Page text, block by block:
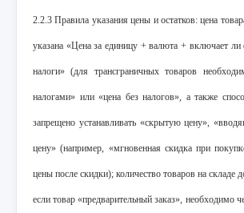
2.2.3 Правила указания цены и остатков: цена
указана «Цена за единицу + валюта + включает ли
налоги» (для трансграничных товаров
налогами» или «цена без налогов», а также
запрещено устанавливать «скрытую цену»,
цену» (например, «мгновенная скидка при
цены после скидки); количество товаров на складе
если товар «предварительный заказ», необходимо